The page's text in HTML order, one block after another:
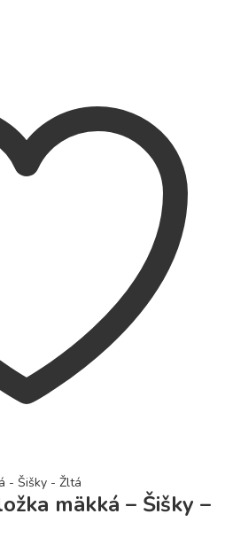
mäkká – Šišky –